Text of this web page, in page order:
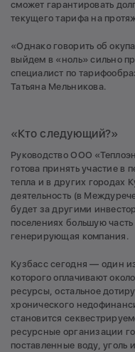
сможет гарантировать
текущего тарифа на
«Однако говорить об
выйдем в «ноль» сильно
специалист по
Татьяна Мельникова.
«Кто следующий?»
Руководство ООО
готова принять участие в
тепла и в других городах
деятельность (в
будет за другими
поселениях большую
генерирующая компания.
Кузбасс сегодня — один
которого оплачивают
ресурсы, остальное
хронического
становится
ресурсные организации
поставленные воду, уголь